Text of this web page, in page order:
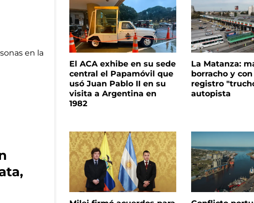
El ACA exhibe en su sede
central el Papamóvil que
usó Juan Pablo II en su
visita a Argentina en
1982
La Matanza:
borracho y
registro
autopista